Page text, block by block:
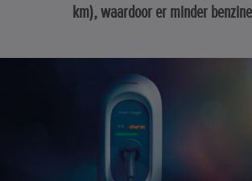
km), waardoor er minder